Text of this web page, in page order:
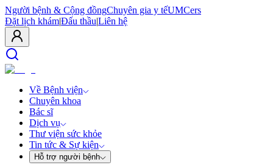
Người bệnh & Cộng đồngChuyên gia y tếUMCers
Đặt lịch khám|Đấu thầu|Liên hệ
Về Bệnh viện
Chuyên khoa
Bác sĩ
Dịch vụ
Thư viện sức khỏe
Tin tức & Sự kiện
Hỗ trợ người bệnh